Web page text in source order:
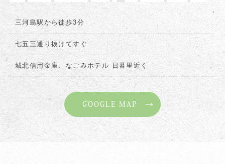
三河島駅から徒歩3分
七五三通り抜けてすぐ
城北信用金庫、なごみホテル 日暮里近く
GOOGLE MAP